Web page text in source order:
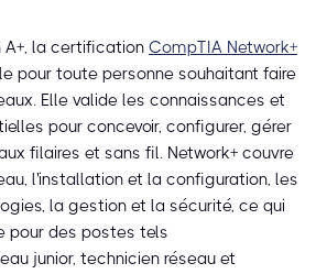
la certification CompTIA Network+
pour toute personne souhaitant faire
Elle valide les connaissances et
pour concevoir, configurer, gérer
filaires et sans fil. Network+ couvre
l'installation et la configuration, les
la gestion et la sécurité, ce qui
pour des postes tels
junior, technicien réseau et